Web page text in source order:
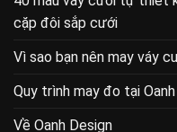
cặp đôi sắp cưới
Vì sao bạn nên may váy
Quy trình may đo tại
Về Oanh Design